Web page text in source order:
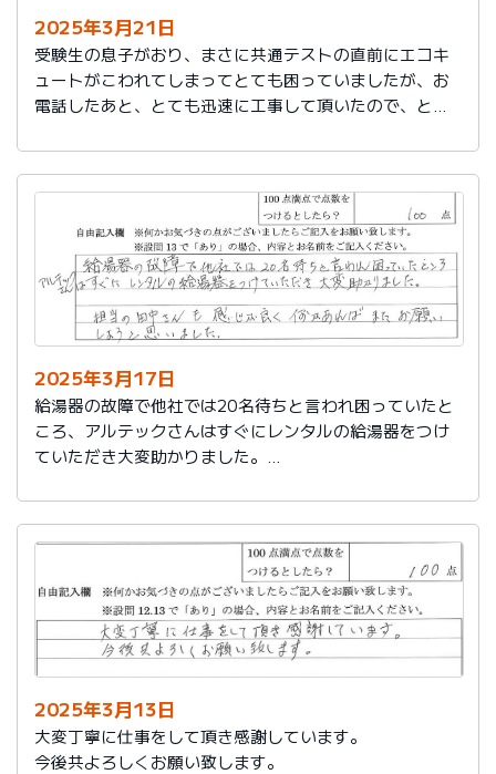
2025年3月21日
受験生の息子がおり、まさに共通テストの直前にエコキ
ュートがこわれてしまってとても困っていましたが、お
電話したあと、とても迅速に工事して頂いたので、とて
対応もていねいして頂き、初めて利用させて頂きました
が不安になることなく工事完了してもらい、本当にあり
2025年3月17日
給湯器の故障で他社では20名待ちと言われ困っていたと
ころ、アルテックさんはすぐにレンタルの給湯器をつけ
ていただき大変助かりました。
うと思いました。
2025年3月13日
大変丁寧に仕事をして頂き感謝しています。
今後共よろしくお願い致します。